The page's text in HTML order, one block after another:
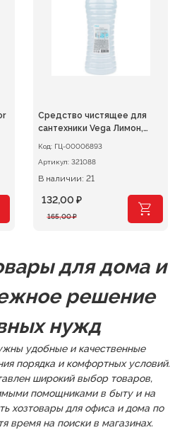
Средство чистящее для
сантехники Vega Лимон,
Код: ГЦ-00006893
Артикул: 321088
В наличии: 21
165,00₽
Первоначальная
132,00 ₽
Текущая
для дома и
решение
нужд
удобные и качественные
порядка и комфортных условий.
широкий выбор товаров,
помощниками в быту и на
хозтовары для офиса и дома по
время на поиски в магазинах.